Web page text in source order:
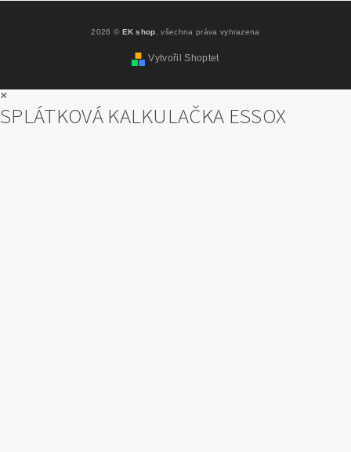
2026 © EK shop , všechna práva vyhrazena
Vytvořil Shoptet
×
SPLÁTKOVÁ KALKULAČKA ESSOX